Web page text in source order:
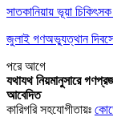
সাতকানিয়ায় ভূয়া
জুলাই গণঅভ্যুত্থান
পরেআগে
যথাযথ নিয়মানুসারে
আবেদিত
কারিগরি সহযোগীতায়ঃ